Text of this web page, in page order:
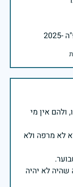
ולהם אין מי
לא מרפה ולא
לא יהיה